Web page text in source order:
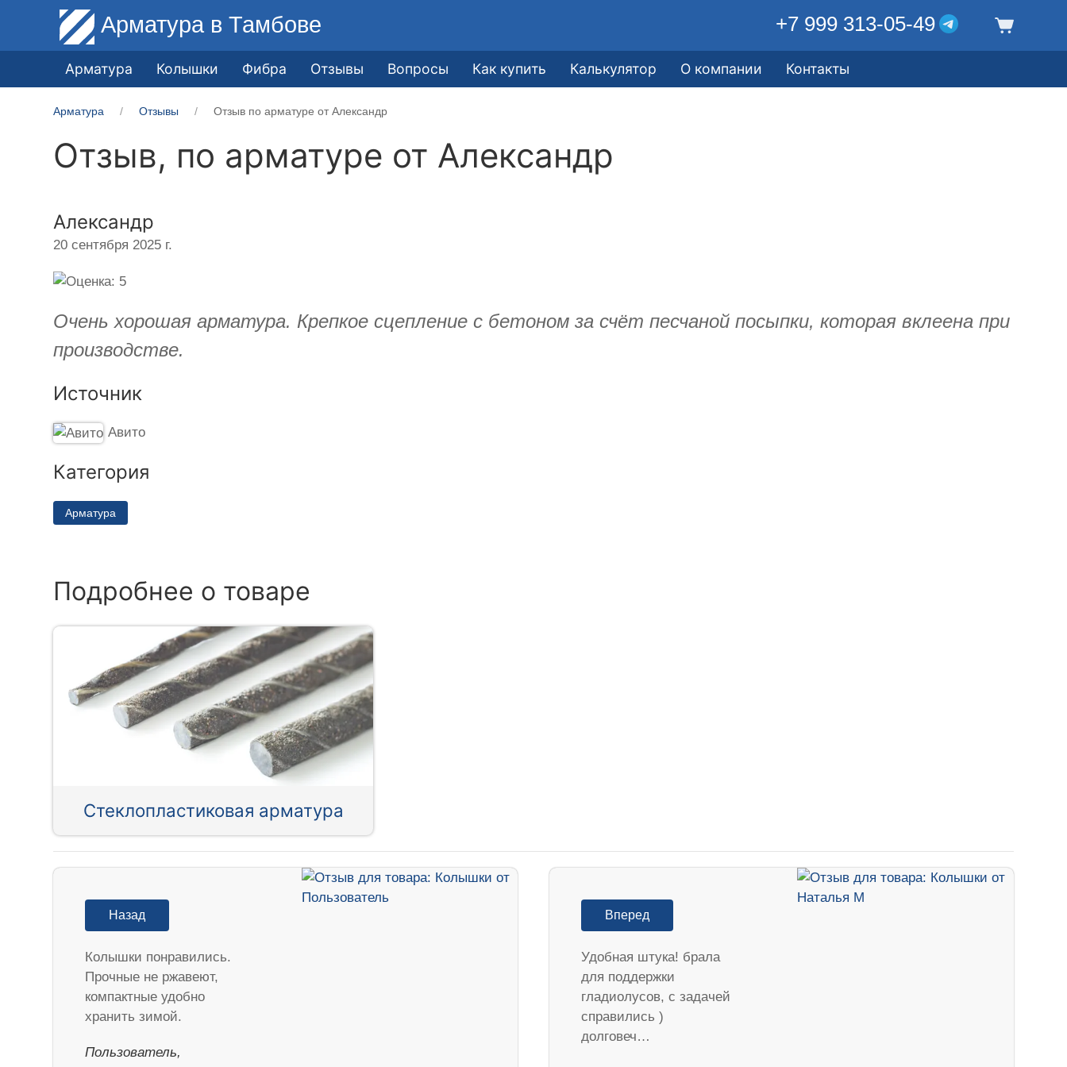
Арматура в Тамбове +7 999 313-05-49
Арматура Колышки Фибра Отзывы Вопросы Как купить Калькулятор О компании Контакты
Арматура Отзывы Отзыв по арматуре от Александр
Отзыв, по арматуре от Александр
Александр
20 сентября 2025 г.
Очень хорошая арматура. Крепкое сцепление с бетоном за счёт песчаной посыпки, которая вклеена при
производстве.
Источник
Авито
Категория
Арматура
Подробнее о товаре
Стеклопластиковая арматура
Назад
Колышки понравились.
Прочные не ржавеют,
компактные удобно
хранить зимой.
Пользователь,
Вперед
Удобная штука! брала
для поддержки
гладиолусов, с задачей
справились )
долговеч…